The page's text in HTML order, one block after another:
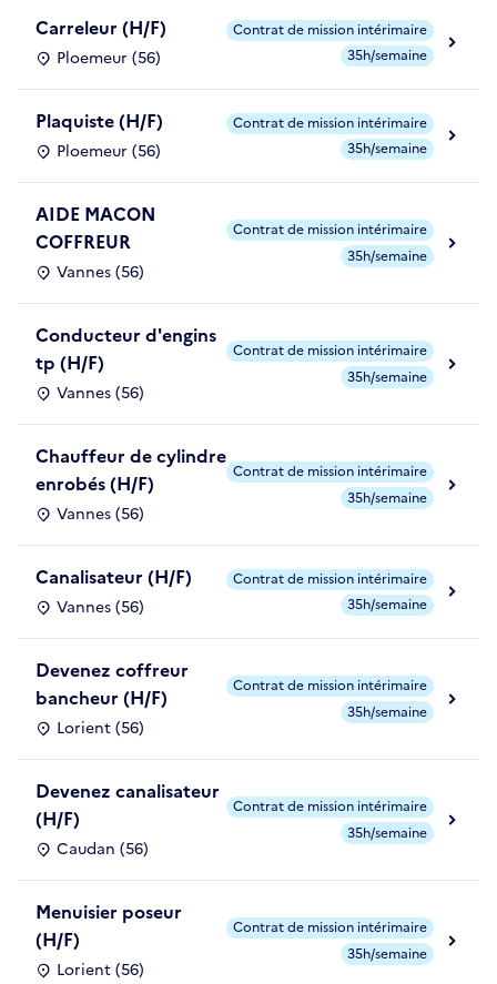
Carreleur (H/F)
Ploemeur (56)
Contrat de mission intérimaire
35h/semaine
Plaquiste (H/F)
Ploemeur (56)
Contrat de mission intérimaire
35h/semaine
AIDE MACON
COFFREUR
Vannes (56)
Contrat de mission intérimaire
35h/semaine
Conducteur d'engins
tp (H/F)
Vannes (56)
Contrat de mission intérimaire
35h/semaine
Chauffeur de cylindre
enrobés (H/F)
Vannes (56)
Contrat de mission intérimaire
35h/semaine
Canalisateur (H/F)
Vannes (56)
Contrat de mission intérimaire
35h/semaine
Devenez coffreur
bancheur (H/F)
Lorient (56)
Contrat de mission intérimaire
35h/semaine
Devenez canalisateur
(H/F)
Caudan (56)
Contrat de mission intérimaire
35h/semaine
Menuisier poseur
(H/F)
Lorient (56)
Contrat de mission intérimaire
35h/semaine